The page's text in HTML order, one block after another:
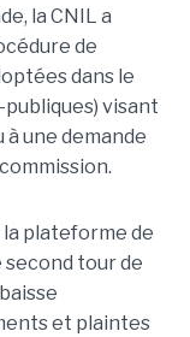
la CNIL a
de
dans le
visant
à une demande
plateforme de
tour de
et plaintes